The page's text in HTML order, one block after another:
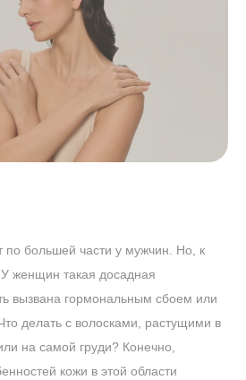
по большей части у мужчин. Но, к
женщин такая досадная
вызвана гормональным сбоем или
делать с волосками, растущими в
на самой груди? Конечно,
кожи в этой области